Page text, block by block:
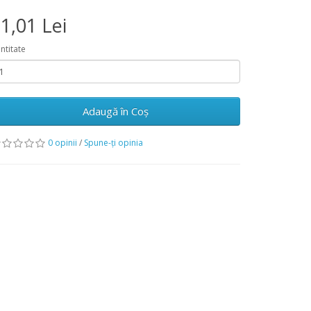
Lei
Adaugă în Coş
0 opinii / Spune-ţi opinia